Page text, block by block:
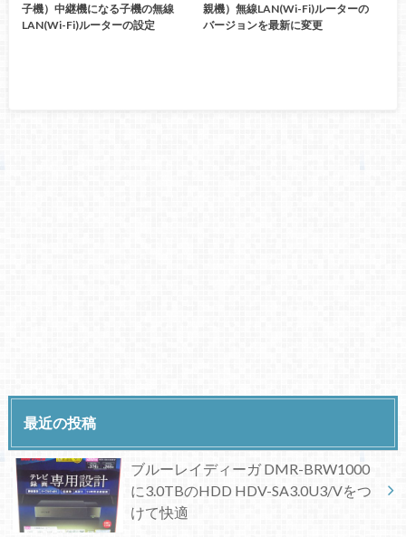
子機）中継機になる子機の無線
LAN(Wi-Fi)ルーターの設定
親機）無線LAN(Wi-Fi)ルーターの
バージョンを最新に変更
最近の投稿
ブルーレイディーガ DMR-BRW1000
に3.0TBのHDD HDV-SA3.0U3/Vをつ
けて快適